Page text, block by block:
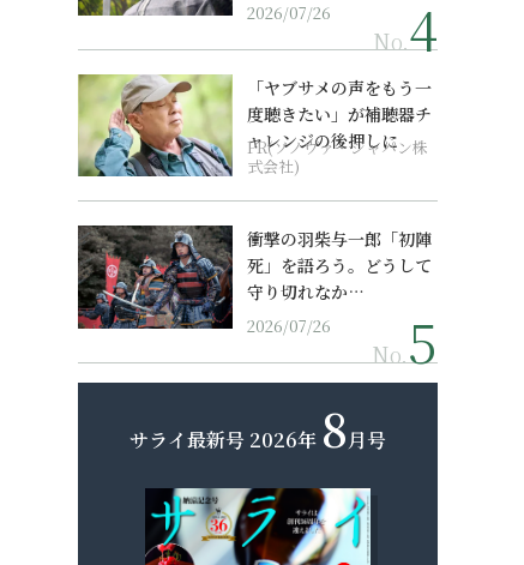
2026/07/26
No.
「ヤブサメの声をもう一
度聴きたい」が補聴器チ
ャレンジの後押しに
PR(ソノヴァ・ジャパン株
式会社)
衝撃の羽柴与一郎「初陣
死」を語ろう。どうして
守り切れなか…
2026/07/26
No.
サライ最新号 2026年 8月号